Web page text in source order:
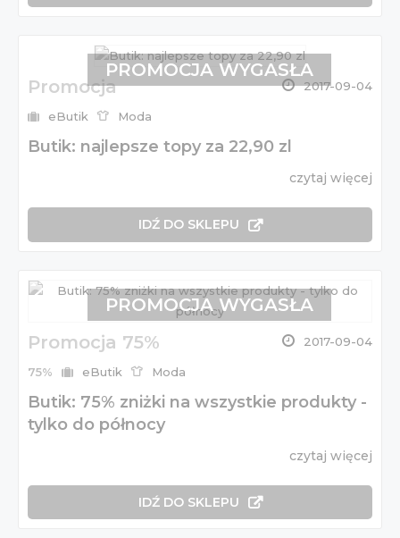
Promocja 2017-09-04
eButik Moda
Butik: najlepsze topy za 22,90 zl
czytaj więcej
IDŹ DO SKLEPU
PROMOCJA WYGASŁA
Promocja 75% 2017-09-04
75% eButik Moda
Butik: 75% zniżki na wszystkie produkty -
tylko do północy
czytaj więcej
IDŹ DO SKLEPU
PROMOCJA WYGASŁA